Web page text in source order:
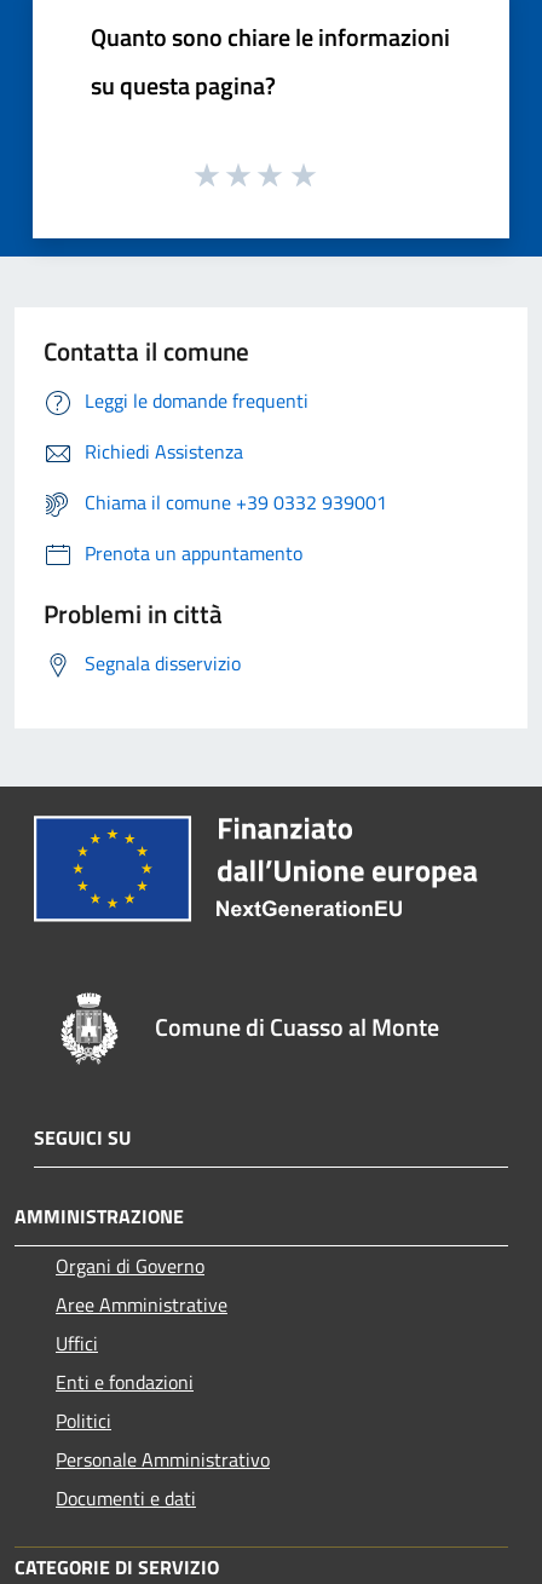
Quanto sono chiare le informazioni
su questa pagina?
Contatta il comune
Leggi le domande frequenti
Richiedi Assistenza
Chiama il comune +39 0332 939001
Prenota un appuntamento
Problemi in città
Segnala disservizio
Comune di Cuasso al Monte
SEGUICI SU
AMMINISTRAZIONE
Organi di Governo
Aree Amministrative
Uffici
Enti e fondazioni
Politici
Personale Amministrativo
Documenti e dati
CATEGORIE DI SERVIZIO